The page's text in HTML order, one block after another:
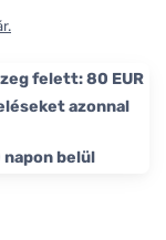
felett: 80 EUR
azonnal
belül